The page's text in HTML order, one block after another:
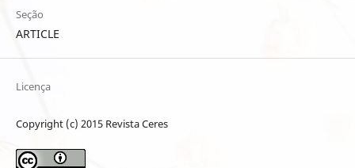
Seção
ARTICLE
Licença
Copyright (c) 2015 Revista Ceres